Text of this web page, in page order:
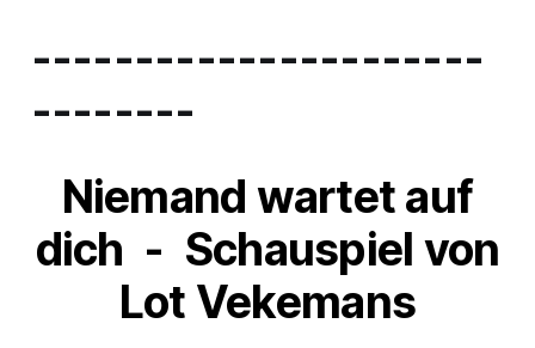
----------------------
--------
Niemand wartet auf
dich - Schauspiel von
Lot Vekemans